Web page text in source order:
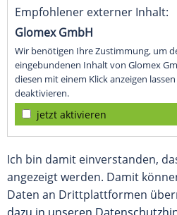
Empfohlener externer Inhalt:
Glomex GmbH
Wir benötigen Ihre Zustimmung, um
eingebundenen Inhalt von Glomex
diesen mit einem Klick anzeigen
deaktivieren.
jetzt aktivieren
Ich bin damit einverstanden,
angezeigt werden. Damit
Daten an Drittplattformen